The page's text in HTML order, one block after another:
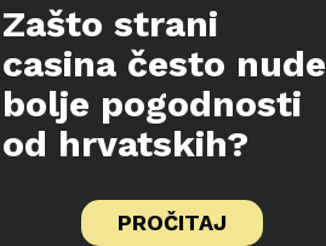
Zašto strani
casina često nude
bolje pogodnosti
od hrvatskih?
PROČITAJ